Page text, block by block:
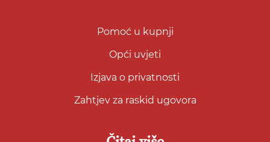
Pomoć u kupnji
Opći uvjeti
Izjava o privatnosti
Zahtjev za raskid ugovora